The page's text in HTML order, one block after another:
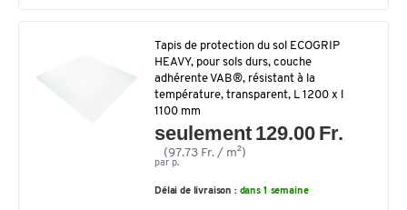
Tapis de protection du sol ECOGRIP
HEAVY, pour sols durs, couche
adhérente VAB®, résistant à la
température, transparent, L 1200 x l
1100 mm
seulement 129.00 Fr.
(97.73 Fr. / m²)
par p.
Délai de livraison : dans 1 semaine